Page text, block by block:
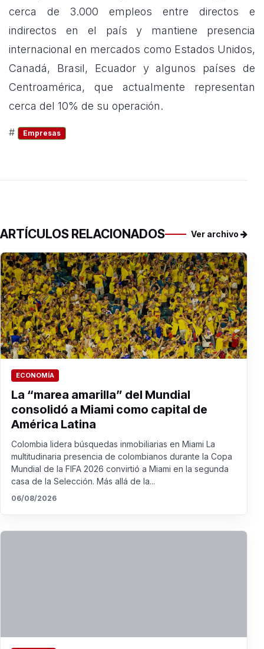
cerca de 3.000 empleos entre directos e
indirectos en el país y mantiene presencia
internacional en mercados como Estados Unidos,
Canadá, Brasil, Ecuador y algunos países de
Centroamérica, que actualmente representan
cerca del 10% de su operación.
# Empresas
ARTÍCULOS RELACIONADOS Ver archivo
ECONOMÍA
La “marea amarilla” del Mundial
consolidó a Miami como capital de
América Latina
Colombia lidera búsquedas inmobiliarias en Miami La
multitudinaria presencia de colombianos durante la Copa
Mundial de la FIFA 2026 convirtió a Miami en la segunda
casa de la Selección. Más allá de la...
06/08/2026